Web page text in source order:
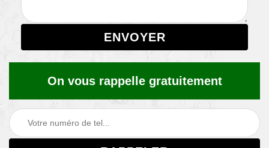
On vous rappelle gratuitement